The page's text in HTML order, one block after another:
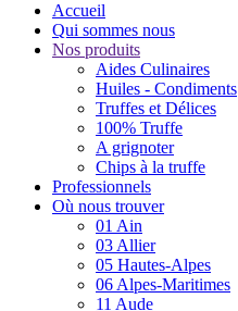
Accueil
Qui sommes nous
Nos produits
Aides Culinaires
Huiles - Condiments
Truffes et Délices
100% Truffe
A grignoter
Chips à la truffe
Professionnels
Où nous trouver
01 Ain
03 Allier
05 Hautes-Alpes
06 Alpes-Maritimes
11 Aude